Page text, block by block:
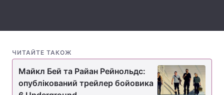
ЧИТАЙТЕ ТАКОЖ
Майкл Бей та Райан Рейнольдс:
опублікований трейлер бойовика